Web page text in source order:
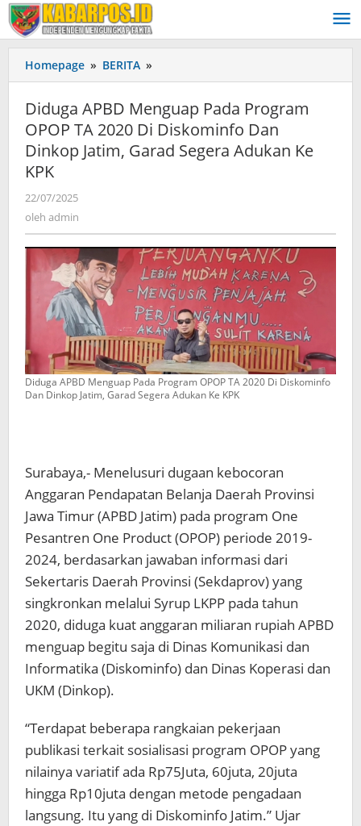
Lewati
ke
konten
Homepage » BERITA »
APBD
Pada
Program
OPOP
Dan
Dinkop
Jatim,
Garad
Segera
Adukan
Ke
KPK
Diduga APBD Menguap Pada Program
OPOP TA 2020 Di Diskominfo Dan
Dinkop Jatim, Garad Segera Adukan Ke
KPK
22/07/2025
oleh admin
Diduga APBD Menguap Pada Program OPOP TA 2020 Di Diskominfo
Dan Dinkop Jatim, Garad Segera Adukan Ke KPK
Surabaya,- Menelusuri dugaan kebocoran
Anggaran Pendapatan Belanja Daerah Provinsi
Jawa Timur (APBD Jatim) pada program One
Pesantren One Product (OPOP) periode 2019-
2024, berdasarkan jawaban informasi dari
Sekertaris Daerah Provinsi (Sekdaprov) yang
singkronkan melalui Syrup LKPP pada tahun
2020, diduga kuat anggaran miliaran rupiah APBD
menguap begitu saja di Dinas Komunikasi dan
Informatika (Diskominfo) dan Dinas Koperasi dan
UKM (Dinkop).
“Terdapat beberapa rangkaian pekerjaan
publikasi terkait sosialisasi program OPOP yang
nilainya variatif ada Rp75Juta, 60juta, 20juta
hingga Rp10juta dengan metode pengadaan
langsung. Itu yang di Diskominfo Jatim.” Ujar